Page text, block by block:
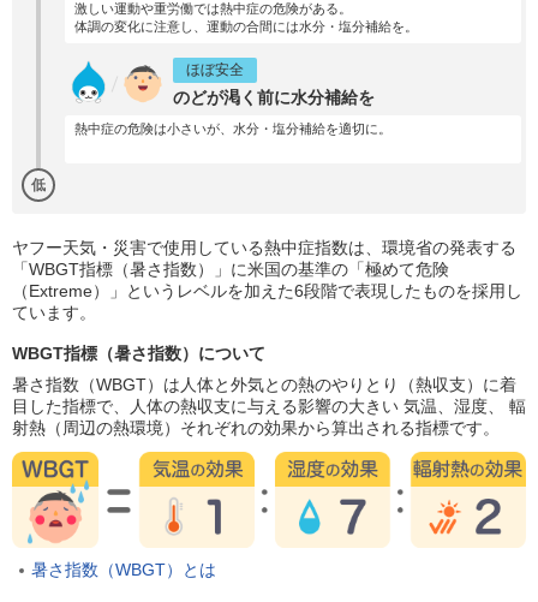
低
激しい運動や重労働では熱中症の危険がある。
体調の変化に注意し、運動の合間には水分・塩分補給を。
ほぼ安全
のどが渇く前に水分補給を
熱中症の危険は小さいが、水分・塩分補給を適切に。
ヤフー天気・災害で使用している熱中症指数は、環境省の発表する
「WBGT指標（暑さ指数）」に米国の基準の「極めて危険
（Extreme）」というレベルを加えた6段階で表現したものを採用し
ています。
WBGT指標（暑さ指数）について
暑さ指数（WBGT）は人体と外気との熱のやりとり（熱収支）に着
目した指標で、人体の熱収支に与える影響の大きい 気温、湿度、 輻
射熱（周辺の熱環境）それぞれの効果から算出される指標です。
暑さ指数（WBGT）とは